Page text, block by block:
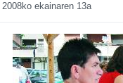
2008ko ekainaren 13a